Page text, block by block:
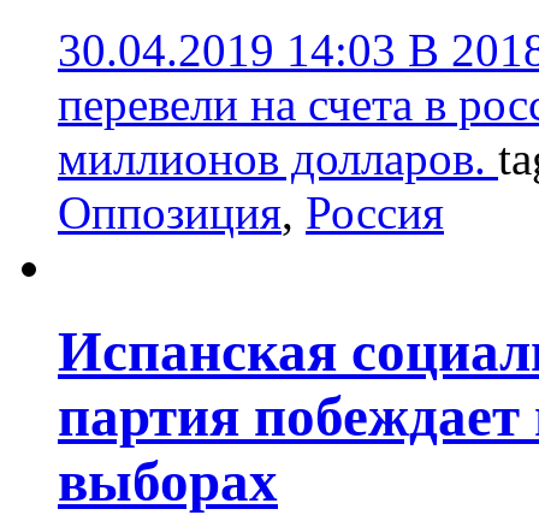
30.04.2019 14:03 В
перевели на счета в
миллионов долларов.
Оппозиция, Россия
Испанская
партия
выборах